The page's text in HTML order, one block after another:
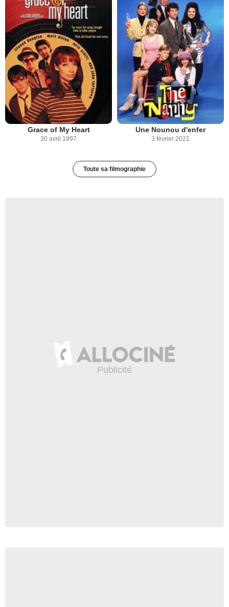
Grace of My Heart
30 avril 1997
Une Nounou d'enfer
3 février 2021
Toute sa filmographie